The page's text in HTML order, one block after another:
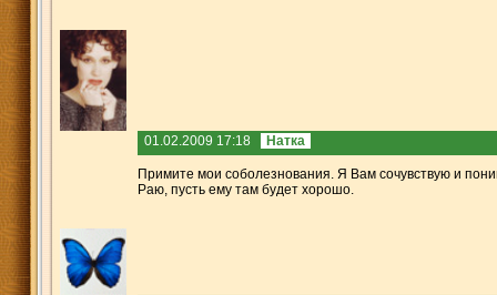
01.02.2009 17:18 Натка
Примите мои соболезнования. Я Вам сочувствую и
Раю, пусть ему там будет хорошо.